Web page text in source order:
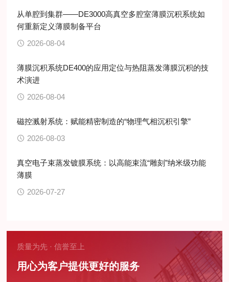
从单腔到集群——DE3000高真空多腔室薄膜沉积系统如
何重新定义薄膜制备平台
2026-08-04
薄膜沉积系统DE400的应用定位与热阻蒸发薄膜沉积的技
术演进
2026-08-04
磁控溅射系统：赋能精密制造的“物理气相沉积引擎”
2026-08-03
真空电子束蒸发镀膜系统：以高能束流“雕刻”纳米级功能
薄膜
2026-07-27
质量为先 · 信誉至上
用心为客户提供更好的服务